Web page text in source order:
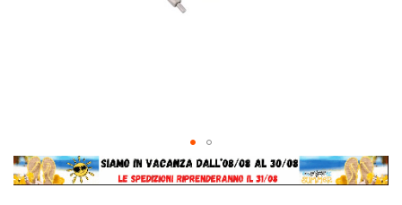
Vai
all'inizio